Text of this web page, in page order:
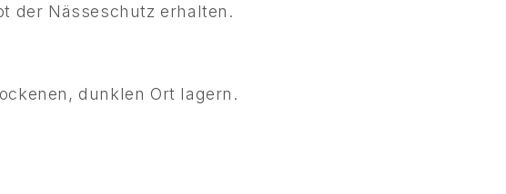
der Nässeschutz erhalten.
dunklen Ort lagern.